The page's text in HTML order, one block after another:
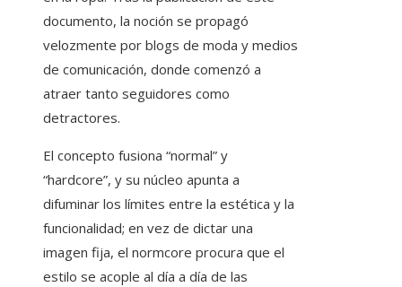
documento, la noción se propagó
velozmente por blogs de moda y medios
de comunicación, donde comenzó a
atraer tanto seguidores como
detractores.
El concepto fusiona “normal” y
“hardcore”, y su núcleo apunta a
difuminar los límites entre la estética y la
funcionalidad; en vez de dictar una
imagen fija, el normcore procura que el
estilo se acople al día a día de las